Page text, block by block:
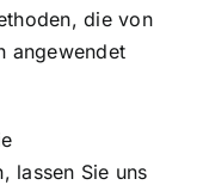
die von
angewendet
lassen Sie uns